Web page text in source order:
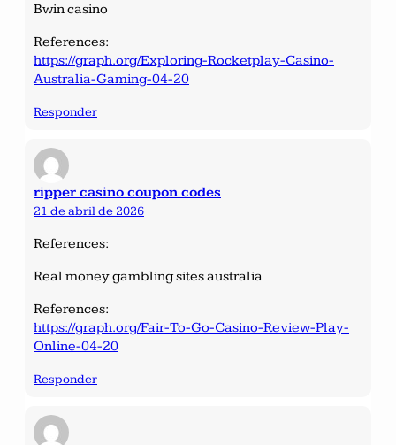
Bwin casino
References:
https://graph.org/Exploring-Rocketplay-Casino-
Australia-Gaming-04-20
Responder
ripper casino coupon codes
21 de abril de 2026
References:
Real money gambling sites australia
References:
https://graph.org/Fair-To-Go-Casino-Review-Play-
Online-04-20
Responder